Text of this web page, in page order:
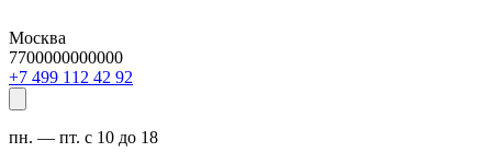
Москва
7700000000000
29 24 211 994 7+
пн. — пт. с 10 до 18